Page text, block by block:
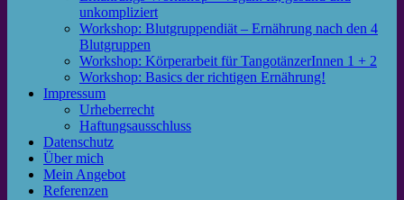
unkompliziert
Workshop: Blutgruppendiät – Ernährung nach den 4
Blutgruppen
Workshop: Körperarbeit für TangotänzerInnen 1 + 2
Workshop: Basics der richtigen Ernährung!
Impressum
Urheberrecht
Haftungsausschluss
Datenschutz
Über mich
Mein Angebot
Referenzen